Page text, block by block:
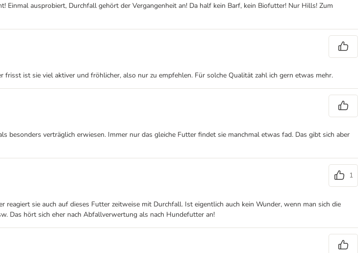
ausprobiert, Durchfall gehört der Vergangenheit an! Da half kein Barf, kein Biofutter! Nur Hills! Zum
ist sie viel aktiver und fröhlicher, also nur zu empfehlen. Für solche Qualität zahl ich gern etwas mehr.
verträglich erwiesen. Immer nur das gleiche Futter findet sie manchmal etwas fad. Das gibt sich aber
1
sie auch auf dieses Futter zeitweise mit Durchfall. Ist eigentlich auch kein Wunder, wenn man sich die
Das hört sich eher nach Abfallverwertung als nach Hundefutter an!